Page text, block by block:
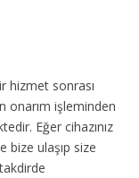
hizmet sonrası
onarım işleminden
Eğer cihazınız
bize ulaşıp size